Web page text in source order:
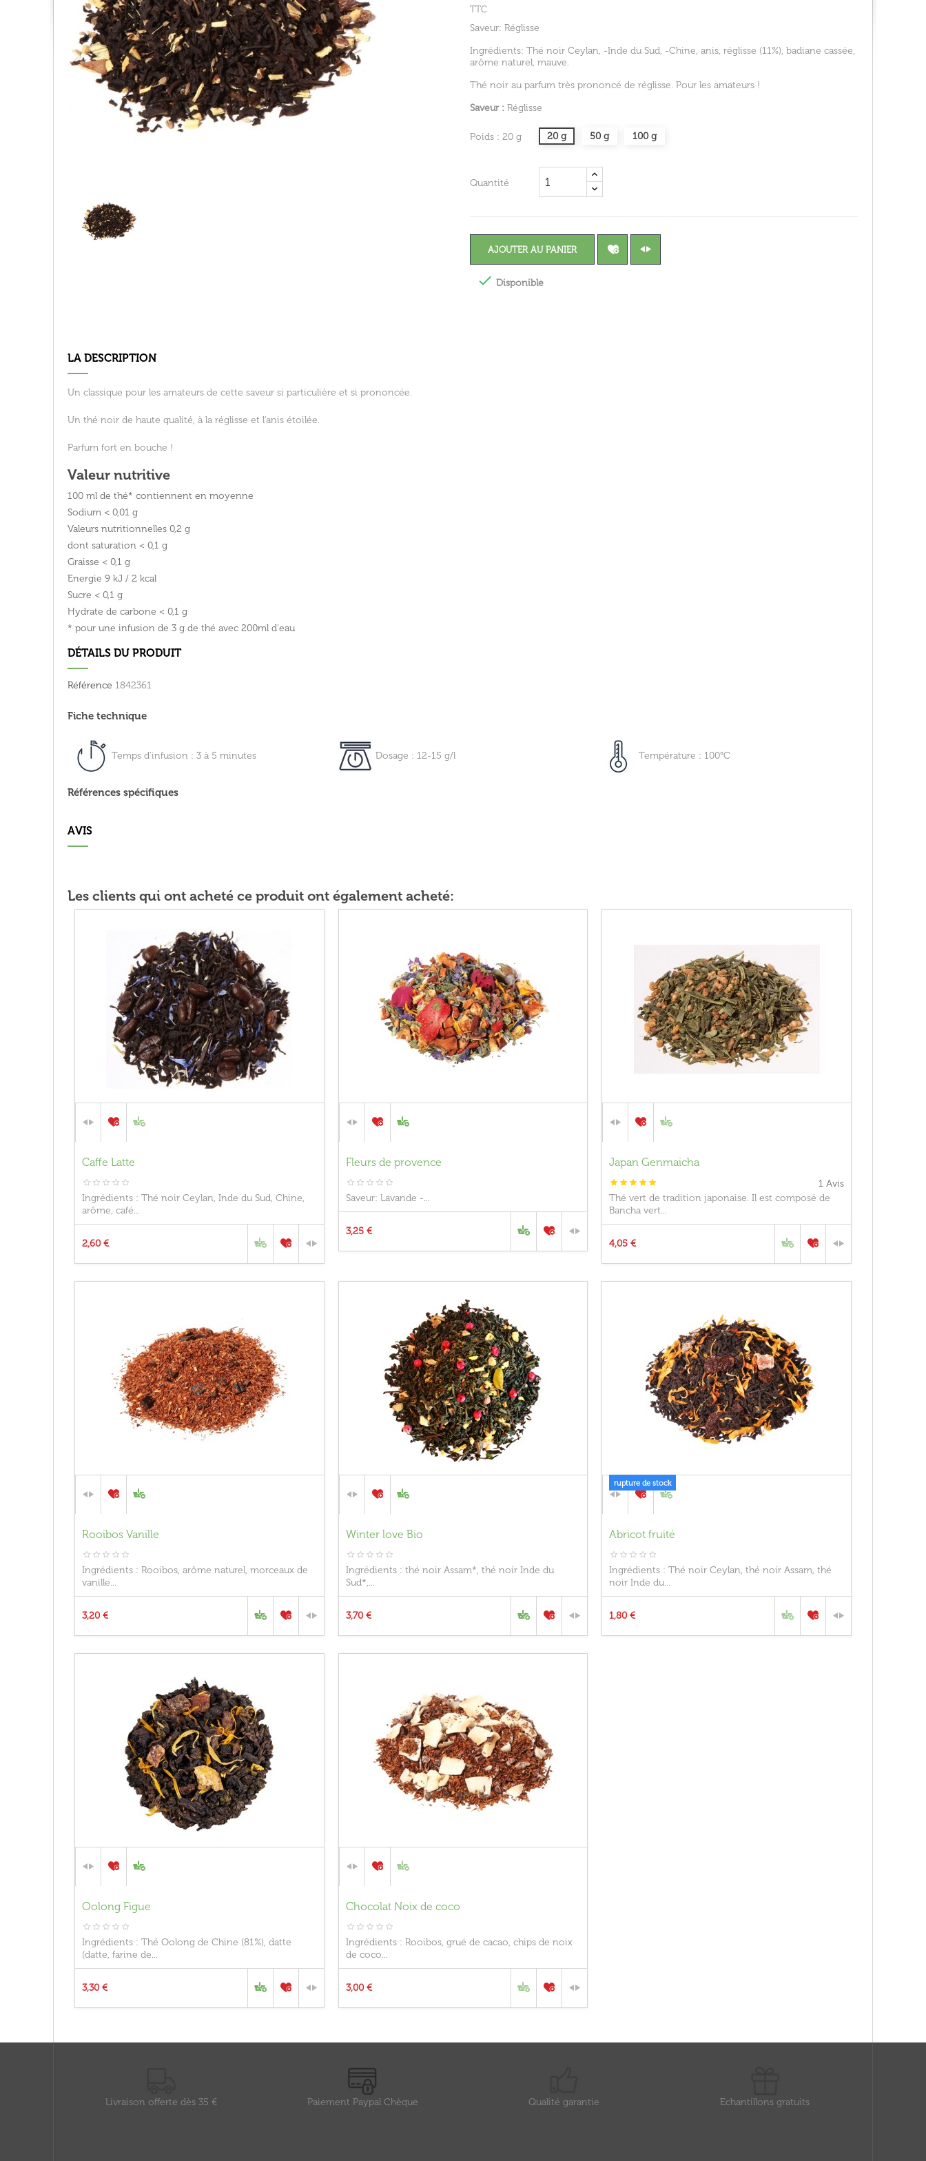
TTC
Saveur: Réglisse
Ingrédients: Thé noir Ceylan, -Inde du Sud, -Chine, anis, réglisse (11%), badiane cassée,
arôme naturel, mauve.
Thé noir au parfum très prononcé de réglisse. Pour les amateurs !
Saveur : Réglisse
Poids : 20 g 20 g 50 g 100 g
Quantité
AJOUTER AU PANIER
 Disponible
LA DESCRIPTION
Un classique pour les amateurs de cette saveur si particulière et si prononcée.
Un thé noir de haute qualité, à la réglisse et l'anis étoilée.
Parfum fort en bouche !
Valeur nutritive
100 ml de thé* contiennent en moyenne
Sodium < 0,01 g
Valeurs nutritionnelles 0,2 g
dont saturation < 0,1 g
Graisse < 0,1 g
Energie 9 kJ / 2 kcal
Sucre < 0,1 g
Hydrate de carbone < 0,1 g
* pour une infusion de 3 g de thé avec 200ml d'eau
DÉTAILS DU PRODUIT
Référence 1842361
Fiche technique
Temps d'infusion : 3 à 5 minutes Dosage : 12-15 g/l Température : 100°C
Références spécifiques
AVIS
Les clients qui ont acheté ce produit ont également acheté:
Caffe Latte
Ingrédients : Thé noir Ceylan, Inde du Sud, Chine,
arôme, café...
2,60 €
Fleurs de provence
Saveur: Lavande -...
3,25 €
Japan Genmaicha
1Avis
Thé vert de tradition japonaise. Il est composé de
Bancha vert...
4,05 €
Rooibos Vanille
Ingrédients : Rooibos, arôme naturel, morceaux de
vanille...
3,20 €
Winter love Bio
Ingrédients : thé noir Assam*, thé noir Inde du
Sud*,...
3,70 €
rupture de stock
Abricot fruité
Ingrédients : Thé noir Ceylan, thé noir Assam, thé
noir Inde du...
1,80 €
Oolong Figue
Ingrédients : Thé Oolong de Chine (81%), datte
(datte, farine de...
3,30 €
Chocolat Noix de coco
Ingrédients : Rooibos, grué de cacao, chips de noix
de coco...
3,00 €
Livraison offerte dès 35 € Paiement Paypal Chèque Qualité garantie Echantillons gratuits